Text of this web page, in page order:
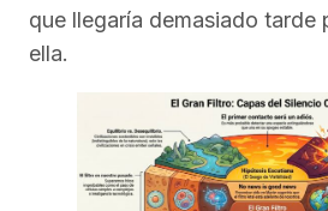
que llegaría demasiado tarde
ella.